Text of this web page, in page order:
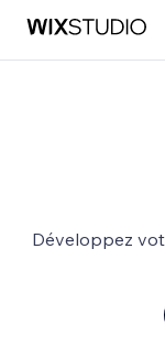
Développez